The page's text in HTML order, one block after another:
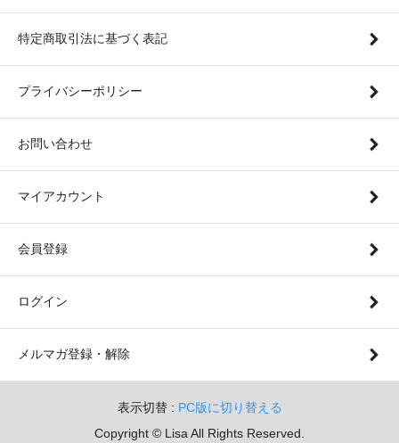
特定商取引法に基づく表記
プライバシーポリシー
お問い合わせ
マイアカウント
会員登録
ログイン
メルマガ登録・解除
表示切替 : PC版に切り替える
Copyright © Lisa All Rights Reserved.